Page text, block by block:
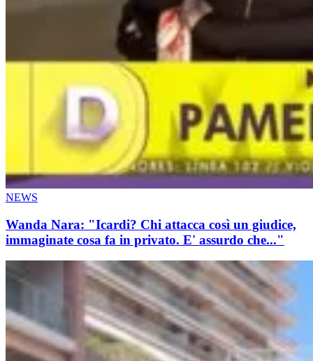
NEWS
Wanda Nara: "Icardi? Chi attacca così un giudice,
immaginate cosa fa in privato. E' assurdo che..."